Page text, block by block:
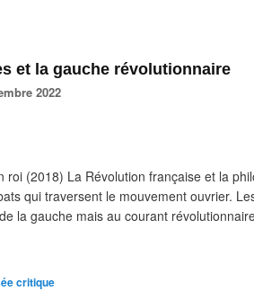
et la gauche révolutionnaire
2022
roi (2018) La Révolution française et la
qui traversent le mouvement ouvrier.
la gauche mais au courant
critique